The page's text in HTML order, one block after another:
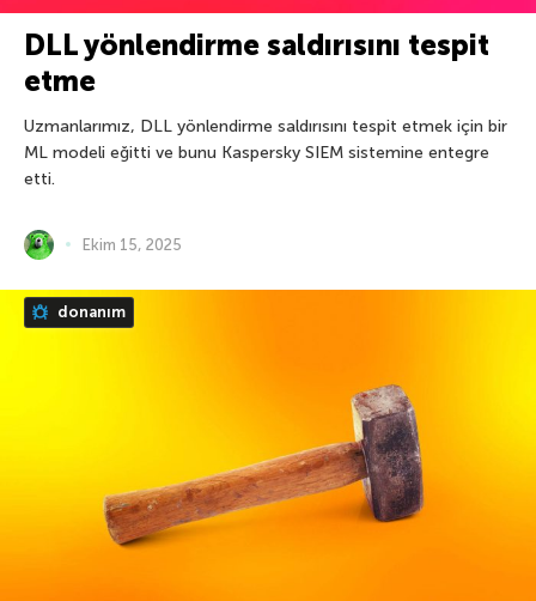
DLL yönlendirme saldırısını tespit
etme
Uzmanlarımız, DLL yönlendirme saldırısını tespit etmek için bir
ML modeli eğitti ve bunu Kaspersky SIEM sistemine entegre
etti.
Ekim 15, 2025
donanım